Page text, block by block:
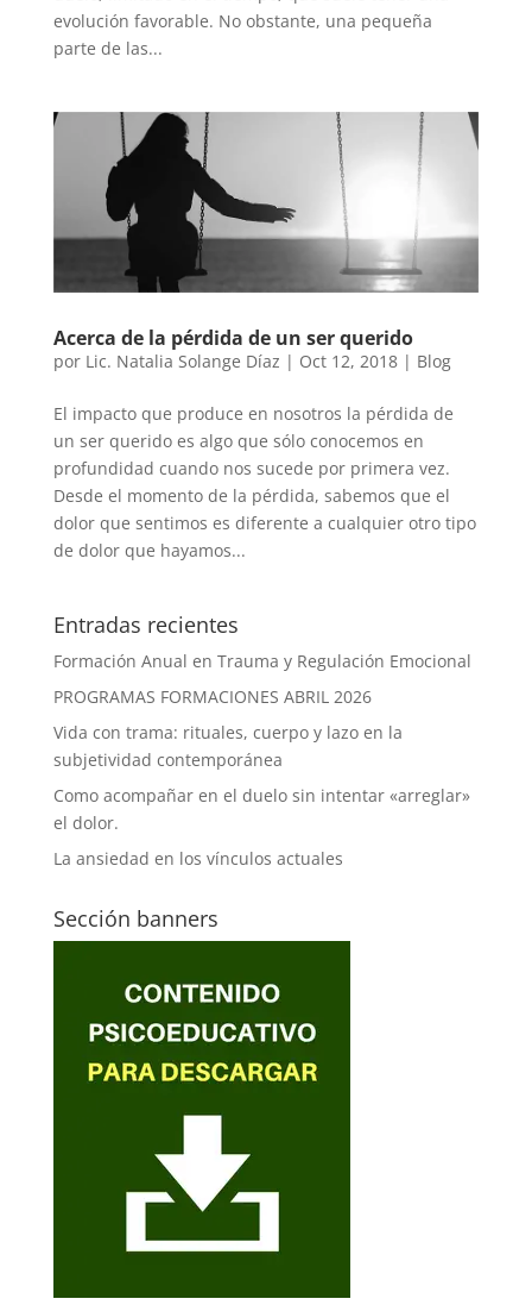
evolución favorable. No obstante, una pequeña
parte de las...
Acerca de la pérdida de un ser querido
por Lic. Natalia Solange Díaz | Oct 12, 2018| Blog
El impacto que produce en nosotros la pérdida de
un ser querido es algo que sólo conocemos en
profundidad cuando nos sucede por primera vez.
Desde el momento de la pérdida, sabemos que el
dolor que sentimos es diferente a cualquier otro tipo
de dolor que hayamos...
Entradas recientes
Formación Anual en Trauma y Regulación Emocional
PROGRAMAS FORMACIONES ABRIL 2026
Vida con trama: rituales, cuerpo y lazo en la
subjetividad contemporánea
Como acompañar en el duelo sin intentar «arreglar»
el dolor.
La ansiedad en los vínculos actuales
Sección banners